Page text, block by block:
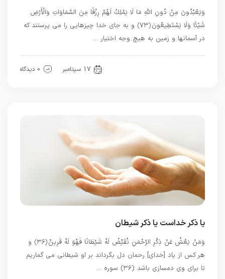
وَيَعْبُدُونَ مِنْ دُونِ اللَّهِ مَا لَا يَمْلِكُ لَهُمْ رِزْقًا مِنَ السَّمَاوَاتِ وَالْأَرْضِ
شَيْئًا وَلَا يَسْتَطِيعُونَ ﴿۷۳﴾ و به جاى خدا چيزهايى را مى ‏پرستند كه
در آسمانها و زمين به هيچ وجه اختيار …
17 سپتامبر 0 دیدگاه
یا ذکر خداست یا ذکر شیطان
وَمَنْ يَعْشُ عَنْ ذِكْرِ الرَّحْمَنِ نُقَيِّضْ لَهُ شَيْطَانًا فَهُوَ لَهُ قَرِينٌ ﴿۳۶﴾ و
هر كس از ياد [خداى] رحمان دل بگرداند بر او شيطانى مى‏ گماريم
تا براى وى دمسازى باشد (۳۶) سوره …